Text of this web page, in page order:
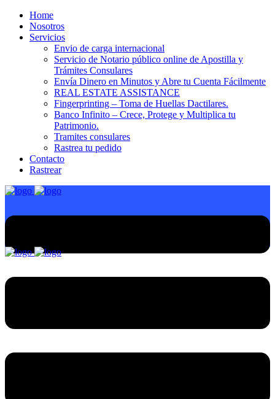
Home
Nosotros
Servicios
Envio de carga internacional
Servicio de Notario público online de Apostilla y
Trámites Consulares
Envía Dinero en Minutos y Abre tu Cuenta Fácilmente
REAL ESTATE ASSISTANCE
Fingerprinting – Toma de Huellas Dactilares.
Banco Infinito – Crece, Protege y Multiplica tu
Patrimonio.
Tramites consulares
Rastrea tu pedido
Contacto
Rastrear